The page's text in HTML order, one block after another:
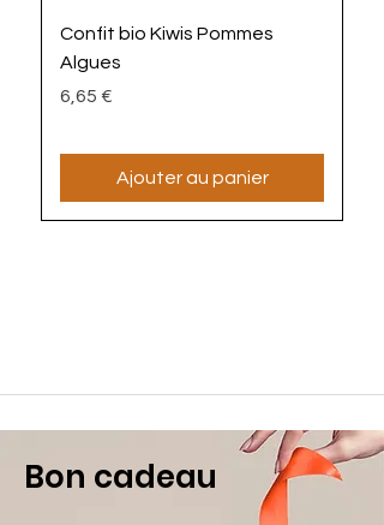
Confit bio Kiwis Pommes
Algues
Prix
6,65 €
Ajouter au panier
Bon cadeau